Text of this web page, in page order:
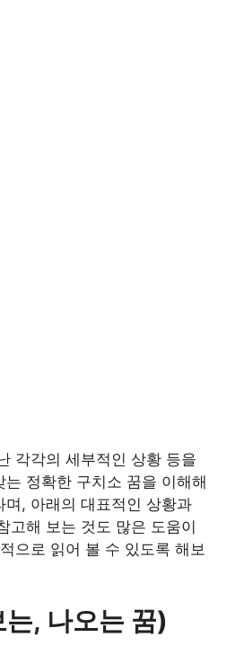
각각의 세부적인 상황 등을
는 정확한 구치소 꿈을 이해해
며, 아래의 대표적인 상황과
고해 보는 것도 많은 도움이
으로 읽어 볼 수 있도록 해보
, 나오는 꿈)